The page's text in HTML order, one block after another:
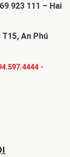
923 111 – Hai
An Phú
-